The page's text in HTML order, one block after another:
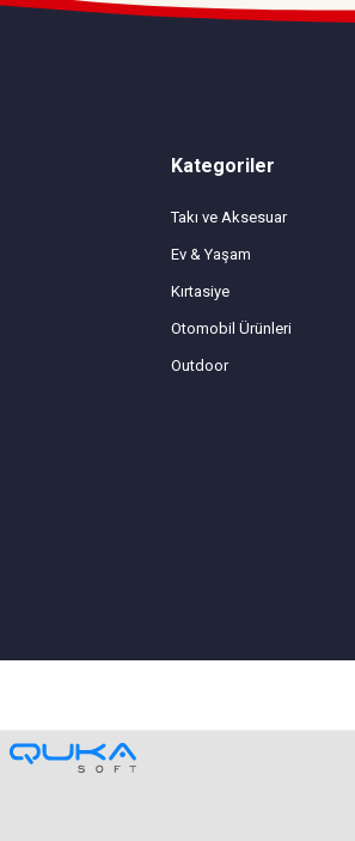
Kategoriler
Takı ve Aksesuar
Ev & Yaşam
Kırtasiye
Otomobil Ürünleri
Outdoor